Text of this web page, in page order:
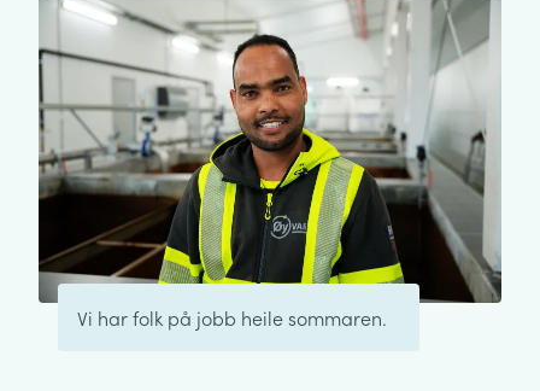
Vi har folk på jobb heile sommaren.